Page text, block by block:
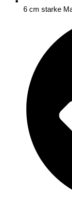
6 cm starke